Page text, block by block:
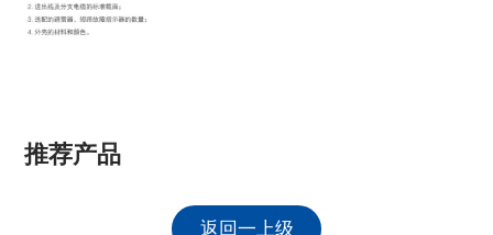
推荐产品
返回一上级